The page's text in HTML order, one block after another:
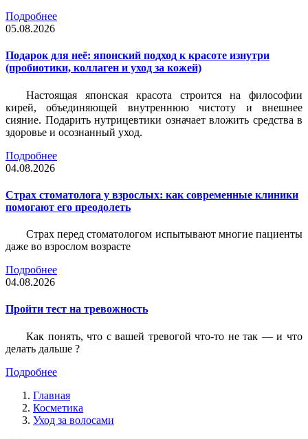
Подробнее
05.08.2026
Подарок для неё: японский подход к красоте изнутри
(пробиотики, коллаген и уход за кожей)
Настоящая японская красота строится на философии
кирей, объединяющей внутреннюю чистоту и внешнее
сияние. Подарить нутрицевтики означает вложить средства в
здоровье и осознанный уход.
Подробнее
04.08.2026
Страх стоматолога у взрослых: как современные клиники
помогают его преодолеть
Страх перед стоматологом испытывают многие пациенты
даже во взрослом возрасте
Подробнее
04.08.2026
Пройти тест на тревожность
Как понять, что с вашей тревогой что-то не так — и что
делать дальше ?
Подробнее
Главная
Косметика
Уход за волосами